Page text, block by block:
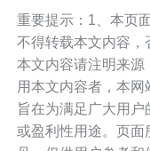
重要提示：1、本页
不得转载本文内容，
本文内容请注明来源
用本文内容者，本网
旨在为满足广大用
或盈利性用途。页